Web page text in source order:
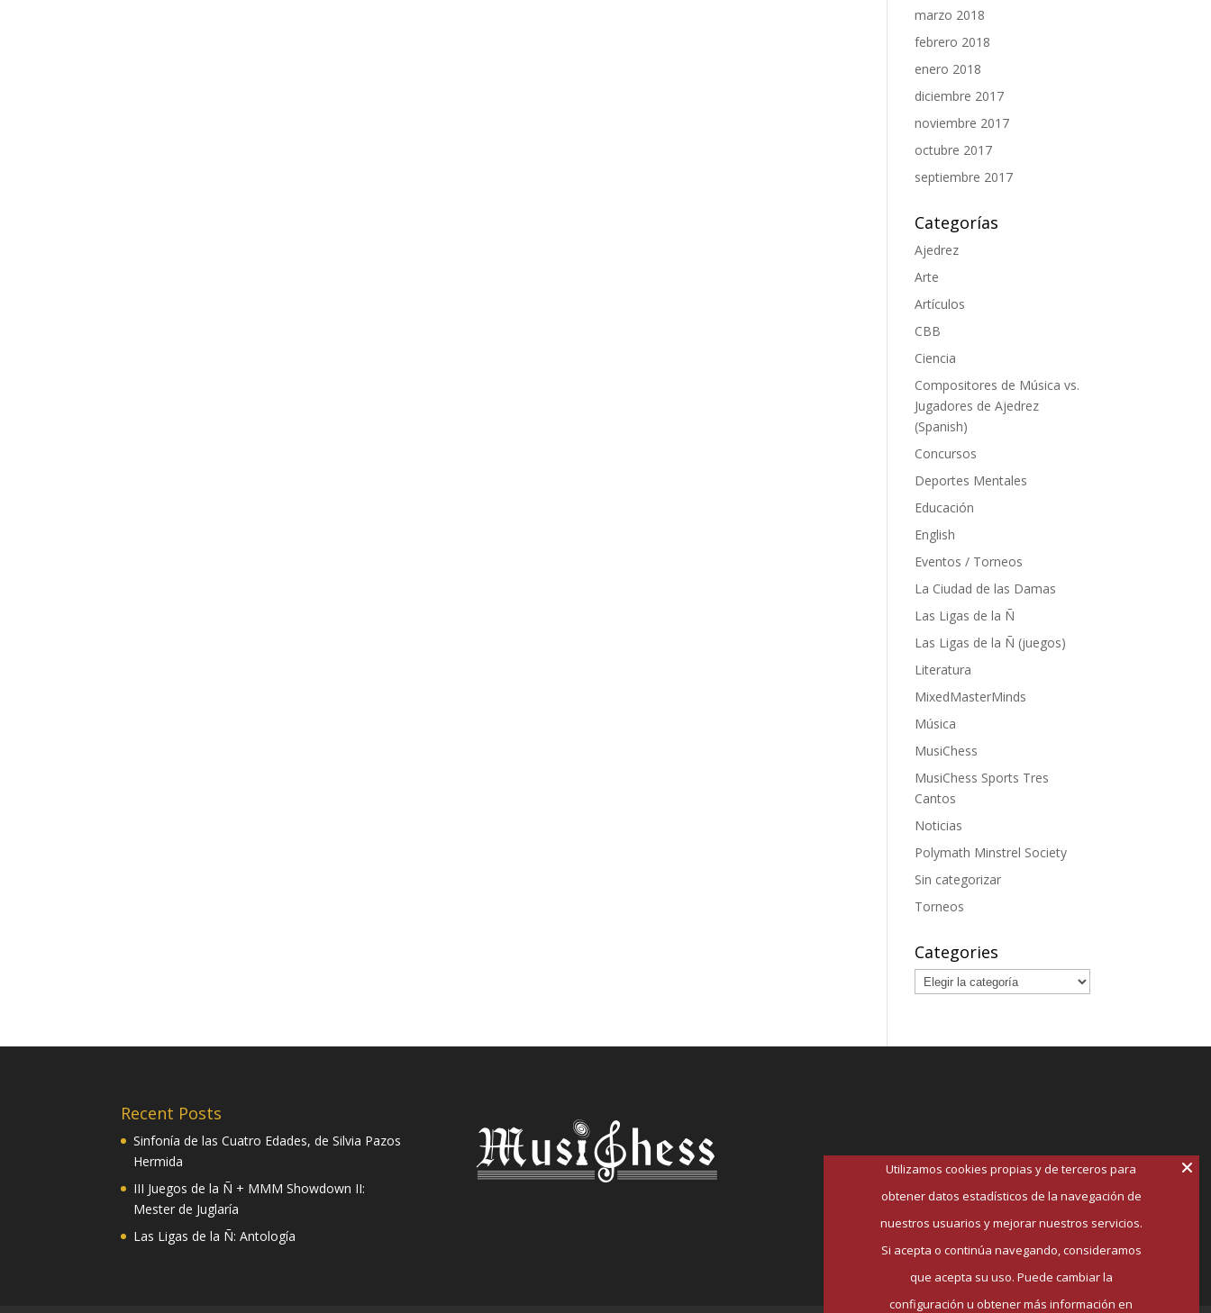
marzo 2018
febrero 2018
enero 2018
diciembre 2017
noviembre 2017
octubre 2017
septiembre 2017
Categorías
Ajedrez
Arte
Artículos
CBB
Ciencia
Compositores de Música vs.
Jugadores de Ajedrez
(Spanish)
Concursos
Deportes Mentales
Educación
English
Eventos / Torneos
La Ciudad de las Damas
Las Ligas de la Ñ
Las Ligas de la Ñ (juegos)
Literatura
MixedMasterMinds
Música
MusiChess
MusiChess Sports Tres
Cantos
Noticias
Polymath Minstrel Society
Sin categorizar
Torneos
Categories
Categories
Recent Posts
Sinfonía de las Cuatro Edades, de Silvia Pazos
Hermida
III Juegos de la Ñ + MMM Showdown II:
Mester de Juglaría
Las Ligas de la Ñ: Antología
Utilizamos cookies propias y de terceros para
obtener datos estadísticos de la navegación de
nuestros usuarios y mejorar nuestros servicios.
Si acepta o continúa navegando, consideramos
que acepta su uso. Puede cambiar la
configuración u obtener más información en